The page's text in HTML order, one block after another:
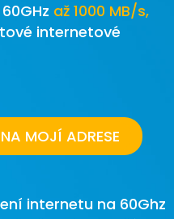
až 1000 MB/s,
internetové
MOJÍ ADRESE
internetu na 60Ghz